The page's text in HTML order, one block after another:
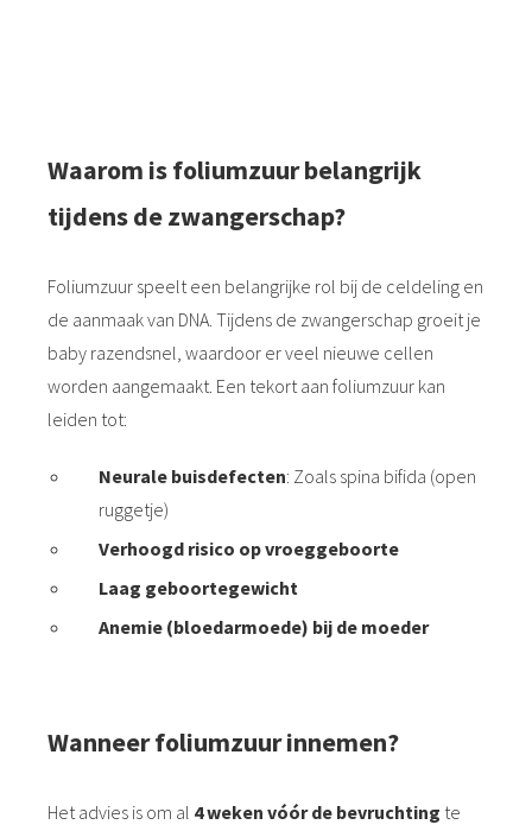
Waarom is foliumzuur belangrijk
tijdens de zwangerschap?
Foliumzuur speelt een belangrijke rol bij de celdeling en
de aanmaak van DNA. Tijdens de zwangerschap groeit je
baby razendsnel, waardoor er veel nieuwe cellen
worden aangemaakt. Een tekort aan foliumzuur kan
leiden tot:
Neurale buisdefecten: Zoals spina bifida (open
ruggetje)
Verhoogd risico op vroeggeboorte
Laag geboortegewicht
Anemie (bloedarmoede) bij de moeder
Wanneer foliumzuur innemen?
Het advies is om al 4 weken vóór de bevruchting te